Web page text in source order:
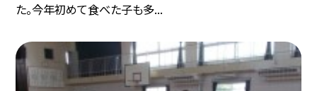
た。今年初めて食べた子も多...